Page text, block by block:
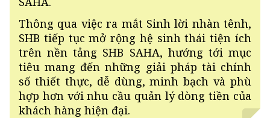
Thông qua việc ra mắt Sinh lời nhàn tênh,
SHB tiếp tục mở rộng hệ sinh thái tiện ích
trên nền tảng SHB SAHA, hướng tới mục
tiêu mang đến những giải pháp tài chính
số thiết thực, dễ dùng, minh bạch và phù
hợp hơn với nhu cầu quản lý dòng tiền của
khách hàng hiện đại.